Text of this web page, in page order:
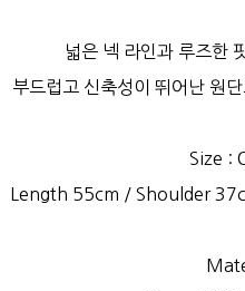
넓은 넥 라인과 루즈한
부드럽고 신축성이 뛰어난 원
Size :
Length 55cm / Shoulder